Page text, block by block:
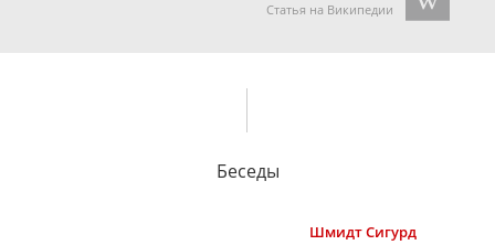
Статья на Википедии
Беседы
ШмидтСигурд